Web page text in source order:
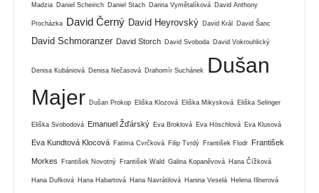
Madzia Daniel Scheirich Daniel Stach Darina Vymětalíková David Anthony
Procházka David Černý David Heyrovský David Král David Šanc
David Schmoranzer David Storch David Svoboda David Vokrouhlický
Denisa Kubániová Denisa Nečasová Drahomír Suchánek
Dušan
Majer Dušan Prokop Eliška Klozová Eliška Mikysková Eliška Selinger
Eliška Svobodová Emanuel Žďárský Eva Broklová Eva Höschlová Eva Klusová
Eva Kundtová Klocová Fatima Cvrčková Filip Tvrdý František Flodr František
Morkes František Novotný František Wald Galina Kopaněvová Hana Čížková
Hana Dufková Hana Habartová Hana Navrátilová Hanina Veselá Helena Illnerová